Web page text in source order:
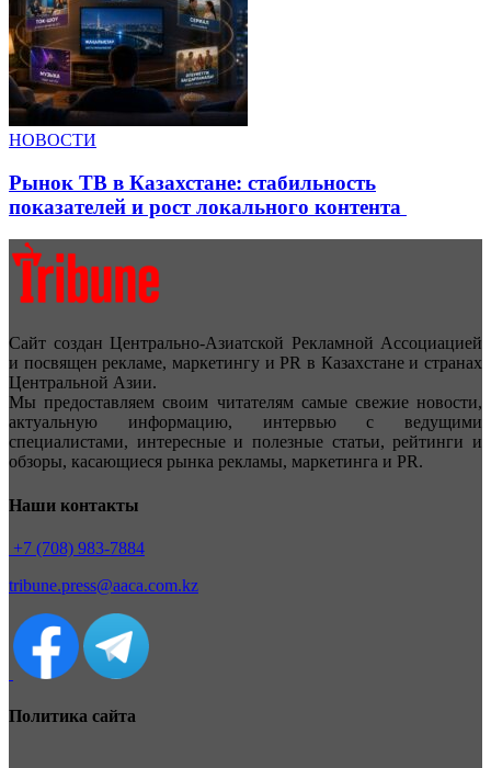
НОВОСТИ
Рынок ТВ в Казахстане: стабильность
показателей и рост локального контента
Сайт создан Центрально-Азиатской Рекламной Ассоциацией
и посвящен рекламе, маркетингу и PR в Казахстане и странах
Центральной Азии.
Мы предоставляем своим читателям самые свежие новости,
актуальную информацию, интервью с ведущими
специалистами, интересные и полезные статьи, рейтинги и
обзоры, касающиеся рынка рекламы, маркетинга и PR.
Наши контакты
+7 (708) 983-7884
tribune.press@aaca.com.kz
Политика сайта